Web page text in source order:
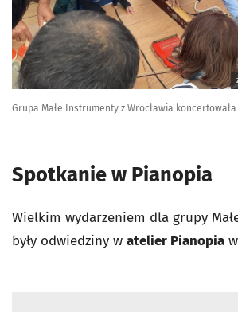
Grupa Małe Instrumenty z Wrocławia
Spotkanie w Pianopia
Wielkim wydarzeniem dla grupy
były odwiedziny w atelier Pianopia